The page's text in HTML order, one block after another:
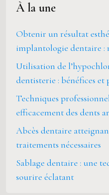
À la une
Obtenir un résultat
implantologie dentaire :
Utilisation de
dentisterie : bénéfices et
Techniques
efficacement des dents
Abcès dentaire
traitements nécessaires
Sablage dentaire : une
sourire éclatant